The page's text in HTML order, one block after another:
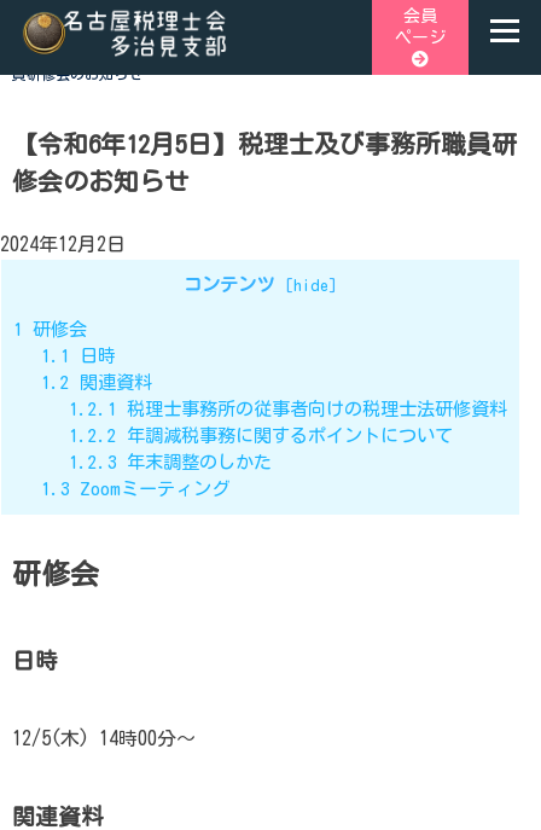
Skip
content
市と可児郡御嵩町の4市1町が所属する税理士会です。地域の皆
様に寄り添う税務の専門家として、税務支援や研修会、租税教
育などを行っております。税の無料相談会も実施しておりま
会員
ページ
ホーム> 税理士会からのお知らせ
【令和6年12月5日】税理士及び事務所職
員研修会のお知らせ
【令和6年12月5日】税理士及び事務所職員研
修会のお知らせ
2024年12月2日
コンテンツ [hide]
1
研修会
1.1
日時
1.2
関連資料
1.2.1
税理士事務所の従事者向けの税理士法研修資料
1.2.2
年調減税事務に関するポイントについて
1.2.3 年末調整のしかた
1.3 Zoomミーティング
研修会
日時
12/5(木) 14時00分〜
関連資料